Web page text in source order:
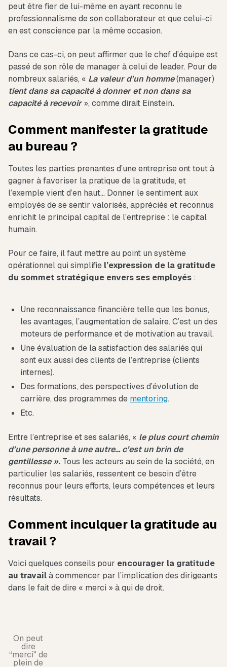
peut être fier de lui-même en ayant reconnu le
professionnalisme de son collaborateur et que celui-ci
en est conscience par la même occasion.
Dans ce cas-ci, on peut affirmer que le chef d’équipe est
passé de son rôle de manager à celui de leader. Pour de
nombreux salariés, « La valeur d’un homme(manager)
tient dans sa capacité à donner et non dans sa
capacité à recevoir», comme dirait Einstein.
Comment manifester la gratitude
au bureau ?
Toutes les parties prenantes d’une entreprise ont tout à
gagner à favoriser la pratique de la gratitude, et
l’exemple vient d’en haut… Donner le sentiment aux
employés de se sentir valorisés, appréciés et reconnus
enrichit le principal capital de l’entreprise : le capital
humain.
Pour ce faire, il faut mettre au point un système
opérationnel qui simplifie l’expression de la gratitude
du sommet stratégique envers ses employés :
Une reconnaissance financière telle que les bonus,
les avantages, l’augmentation de salaire. C’est un des
moteurs de performance et de motivation au travail.
Une évaluation de la satisfaction des salariés qui
sont eux aussi des clients de l’entreprise (clients
internes).
Des formations, des perspectives d’évolution de
carrière, des programmes de mentoring.
Etc.
Entre l’entreprise et ses salariés, « le plus court chemin
d’une personne à une autre… c’est un brin de
gentillesse ». Tous les acteurs au sein de la société, en
particulier les salariés, ressentent ce besoin d’être
reconnus pour leurs efforts, leurs compétences et leurs
résultats.
Comment inculquer la gratitude au
travail ?
Voici quelques conseils pour encourager la gratitude
au travailà commencer par l’implication des dirigeants
dans le fait de dire « merci » à qui de droit.
On peut
dire
“merci" de
plein de